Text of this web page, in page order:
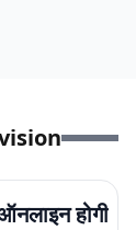
होगी